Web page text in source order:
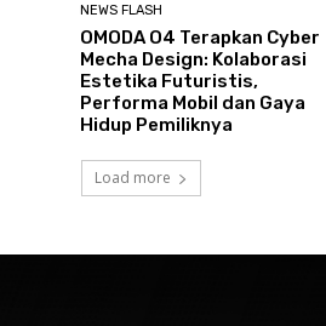
NEWS FLASH
OMODA O4 Terapkan Cyber
Mecha Design: Kolaborasi
Estetika Futuristis,
Performa Mobil dan Gaya
Hidup Pemiliknya
Load more